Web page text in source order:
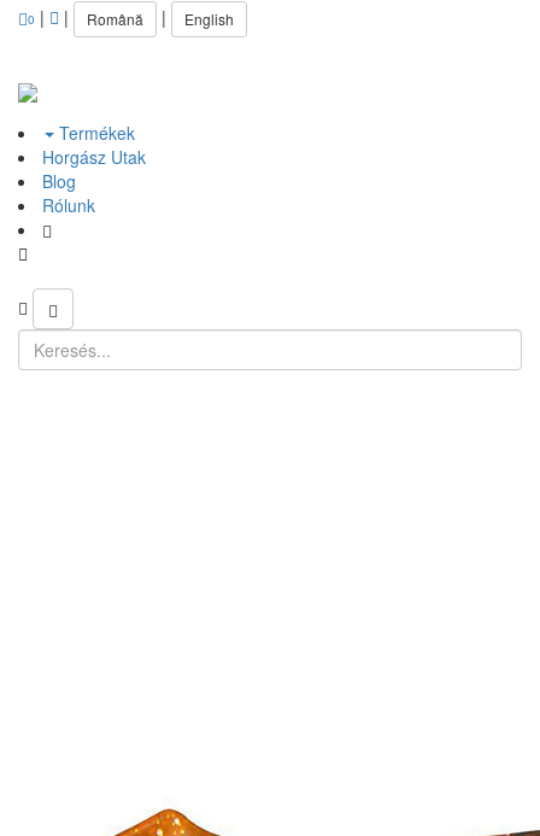
0 | | Română | English
Termékek
Horgász Utak
Blog
Rólunk